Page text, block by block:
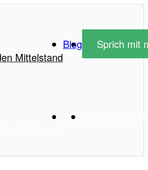
Mittelstand
Blog Sprich mit
Blog Sprich mit mir!